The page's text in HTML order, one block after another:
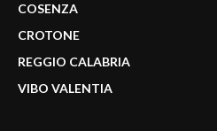
COSENZA
CROTONE
REGGIO CALABRIA
VIBO VALENTIA